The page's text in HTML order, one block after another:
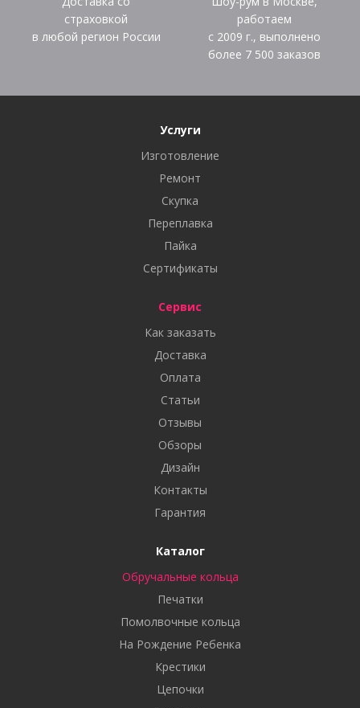
страховкой
в любой регион России
работаем
с 2009 г., выполнено
более 7 500 заказов
Услуги
Изготовление
Ремонт
Скупка
Переплавка
Пайка
Сертификаты
Сервис
Как заказать
Доставка
Оплата
Статьи
Отзывы
Обзоры
Дизайн
Контакты
Гарантия
Каталог
Обручальные кольца
Печатки
Помолвочные кольца
На Рождение Ребенка
Крестики
Цепочки